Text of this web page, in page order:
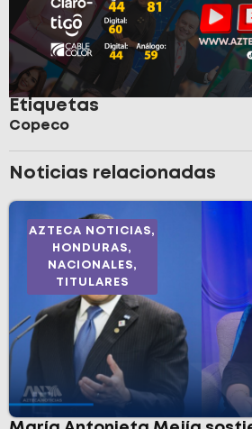
Etiquetas
Copeco
Noticias relacionadas
AZTECA NOTICIAS,
HONDURAS,
NACIONALES,
TITULARES